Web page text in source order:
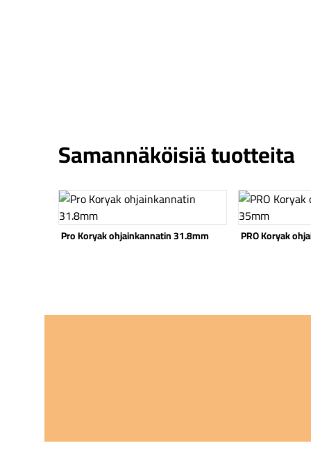
Samannäköisiä tuotteita
Katso tuote
Pro Koryak ohjainkannatin 31.8mm
Katso tuote
PRO Koryak